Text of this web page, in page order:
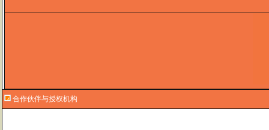
合作伙伴与授权机构